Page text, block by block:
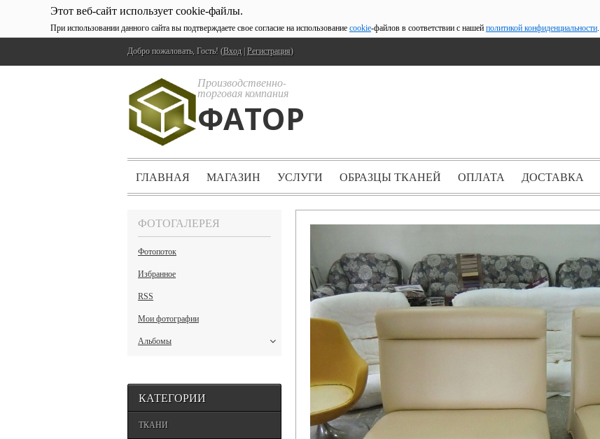
Этот веб-сайт использует cookie-файлы.
При использовании данного сайта вы подтверждаете свое согласие на использование cookie-файлов в соответствии с нашей политикой конфиденциальности.
Добро пожаловать, Гость! (Вход Регистрация)
Производственно-
торговая компания
ФАТОР
ГЛАВНАЯ МАГАЗИН УСЛУГИ ОБРАЗЦЫ ТКАНЕЙ ОПЛАТА ДОСТАВКА
ФОТОГАЛЕРЕЯ
Фотопоток
Избранное
RSS
Мои фотографии
Альбомы
КАТЕГОРИИ
ТКАНИ